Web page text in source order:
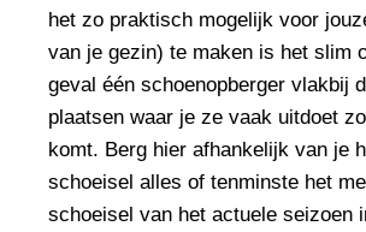
het zo praktisch mogelijk voor
van je gezin) te maken is het slim
geval één schoenopberger vlakbij
plaatsen waar je ze vaak uitdoet
komt. Berg hier afhankelijk van je
schoeisel alles of tenminste het
schoeisel van het actuele seizoen